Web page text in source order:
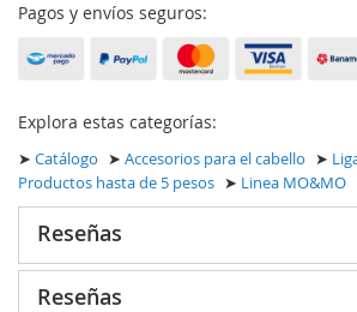
Pagos y envíos seguros:
Explora estas categorías:
➤ Catálogo ➤ Accesorios para el cabello ➤
Productos hasta de 5 pesos ➤ Linea MO&MO
Reseñas
Reseñas